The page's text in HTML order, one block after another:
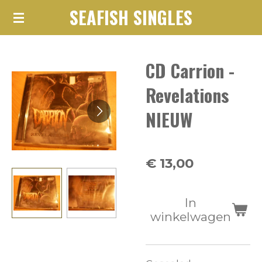
Ga
hoofdinhoud
SEAFISH SINGLES
CD Carrion -
Revelations
NIEUW
€ 13,00
In
winkelwagen